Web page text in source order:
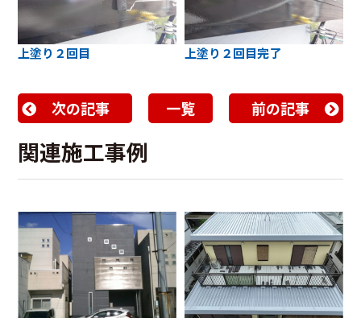
上塗り２回目 上塗り２回目完了
次の記事 一覧 前の記事
関連施工事例